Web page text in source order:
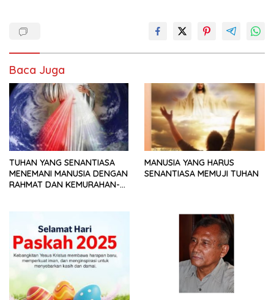
Baca Juga
TUHAN YANG SENANTIASA
MENEMANI MANUSIA DENGAN
RAHMAT DAN KEMURAHAN-
MANUSIA YANG HARUS
SENANTIASA MEMUJI TUHAN